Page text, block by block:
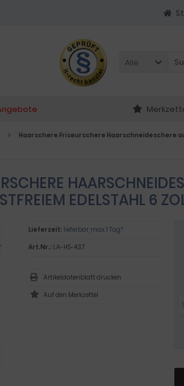
Alle
Haarschere Friseurschere Haarschneideschere
EDELSTAHL 6
Lieferzeit: lieferbar, max. 1 Tag*
Art.Nr.: LA-HS-437
Artikeldatenblatt drucken